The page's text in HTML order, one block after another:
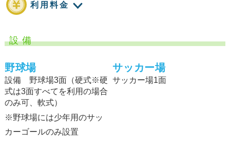
利⽤料⾦
設 備
野球場
設備 野球場3⾯（硬式※硬
式は3面すべてを利用の場合
のみ可、軟式）
※野球場には少年用のサッ
カーゴールのみ設置
サッカー場
サッカー場1⾯